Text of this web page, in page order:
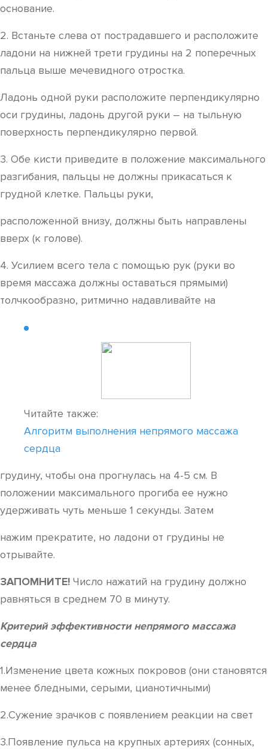
основание.
2. Встаньте слева от пострадавшего и расположите
ладони на нижней трети грудины на 2 поперечных
пальца выше мечевидного отростка.
Ладонь одной руки расположите перпендикулярно
оси грудины, ладонь другой руки – на тыльную
поверхность перпендикулярно первой.
3. Обе кисти приведите в положение максимального
разгибания, пальцы не должны прикасаться к
грудной клетке. Пальцы руки,
расположенной внизу, должны быть направлены
вверх (к голове).
4. Усилием всего тела с помощью рук (руки во
время массажа должны оставаться прямыми)
толчкообразно, ритмично надавливайте на
Читайте также:
Алгоритм выполнения непрямого массажа
сердца
грудину, чтобы она прогнулась на 4-5 см. В
положении максимального прогиба ее нужно
удерживать чуть меньше 1 секунды. Затем
нажим прекратите, но ладони от грудины не
отрывайте.
ЗАПОМНИТЕ! Число нажатий на грудину должно
равняться в среднем 70 в минуту.
Критерий эффективности непрямого массажа
сердца
1.Изменение цвета кожных покровов (они становятся
менее бледными, серыми, цианотичными)
2.Сужение зрачков с появлением реакции на свет
3.Появление пульса на крупных артериях (сонных,